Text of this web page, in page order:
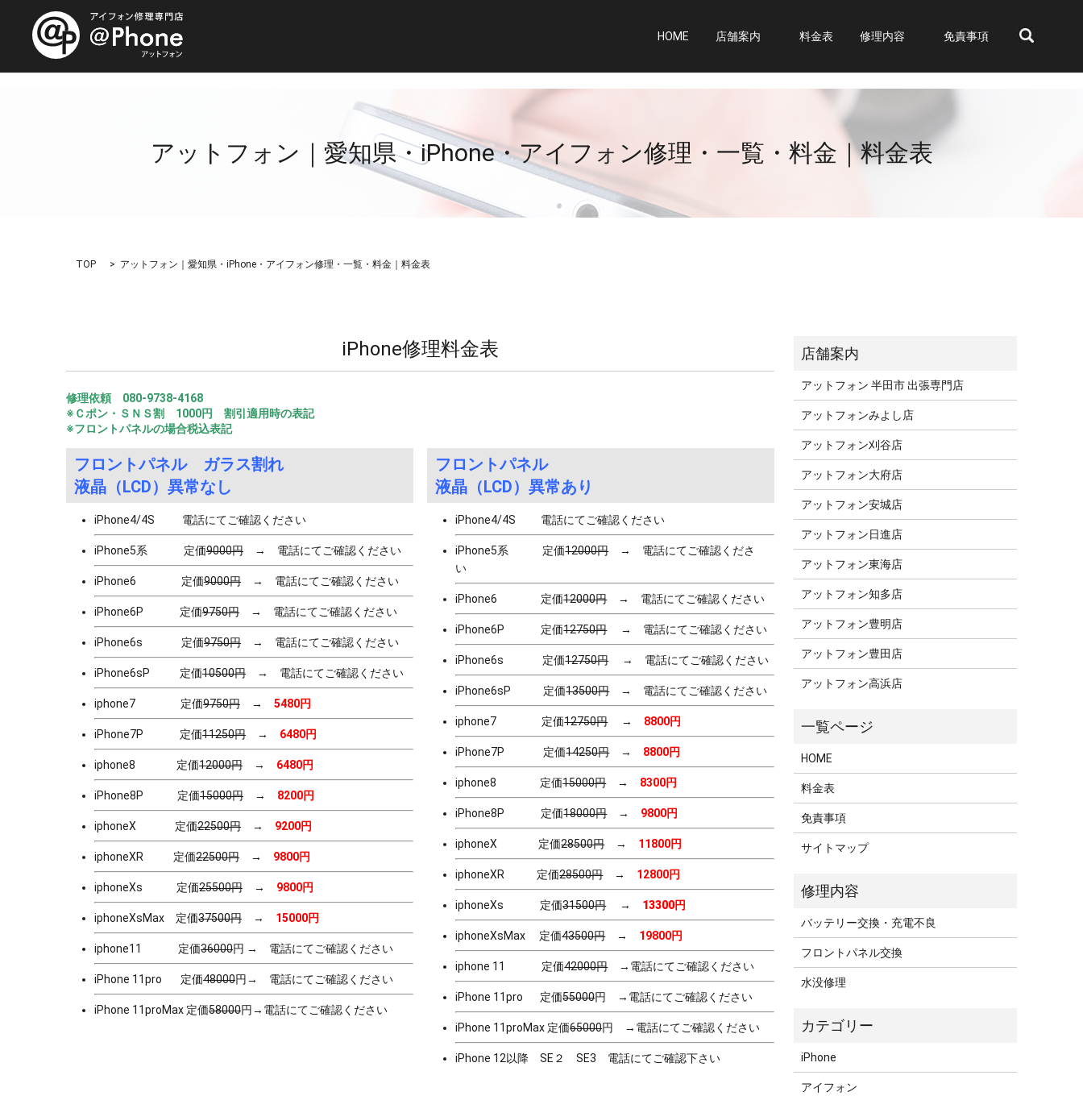
HOME 店舗案内 料金表 修理内容 免責事項
アットフォン｜愛知県・iPhone・アイフォン修理・一覧・料金｜料金表
TOP アットフォン｜愛知県・iPhone・アイフォン修理・一覧・料金｜料金表
iPhone修理料金表
修理依頼 080-9738-4168
※Ｃポン・ＳＮＳ割 1000円 割引適用時の表記
※フロントパネルの場合税込表記
フロントパネル ガラス割れ
液晶（LCD）異常なし
iPhone4/4S 電話にてご確認ください
iPhone5系 定価9000円 → 電話にてご確認ください
iPhone6 定価9000円 → 電話にてご確認ください
iPhone6P 定価9750円 → 電話にてご確認ください
iPhone6s 定価9750円 → 電話にてご確認ください
iPhone6sP 定価10500円 → 電話にてご確認ください
iphone7 定価9750円 → 5480円
iPhone7P 定価11250円 → 6480円
iphone8 定価12000円 → 6480円
iPhone8P 定価15000円 → 8200円
iphoneX 定価22500円 → 9200円
iphoneXR 定価22500円 → 9800円
iphoneXs 定価25500円 → 9800円
iphoneXsMax 定価37500円 → 15000円
iphone11 定価36000円 → 電話にてご確認ください
iPhone 11pro 定価48000円→ 電話にてご確認ください
iPhone 11proMax 定価58000円→電話にてご確認ください
フロントパネル
液晶（LCD）異常あり
iPhone4/4S 電話にてご確認ください
iPhone5系 定価12000円→ 電話にてご確認くださ
い
iPhone6 定価12000円→ 電話にてご確認ください
iPhone6P 定価12750円→ 電話にてご確認ください
iPhone6s 定価12750円→ 電話にてご確認ください
iPhone6sP 定価13500円→ 電話にてご確認ください
iphone7 定価12750円→ 8800円
iPhone7P 定価14250円→ 8800円
iphone8 定価15000円→ 8300円
iPhone8P 定価18000円→ 9800円
iphoneX 定価28500円→ 11800円
iphoneXR 定価28500円→ 12800円
iphoneXs 定価31500円→ 13300円
iphoneXsMax 定価43500円→ 19800円
iphone 11 定価42000円→電話にてご確認ください
iPhone 11pro 定価55000円 →電話にてご確認ください
iPhone 11proMax 定価65000円 →電話にてご確認ください
iPhone 12以降 SE２ SE3 電話にてご確認下さい
アットフォン 半田市 出張専門店
アットフォンみよし店
アットフォン刈谷店
アットフォン大府店
アットフォン安城店
アットフォン日進店
アットフォン東海店
アットフォン知多店
アットフォン豊明店
アットフォン豊田店
アットフォン高浜店
HOME
料金表
免責事項
サイトマップ
バッテリー交換・充電不良
フロントパネル交換
水没修理
iPhone
アイフォン